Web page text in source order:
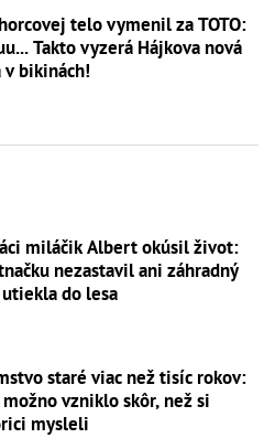
telo vymenil za TOTO:
Takto vyzerá Hájkova nová
v bikinách!
miláčik Albert okúsil život:
nezastavil ani záhradný
do lesa
staré viac než tisíc rokov:
vzniklo skôr, než si
mysleli